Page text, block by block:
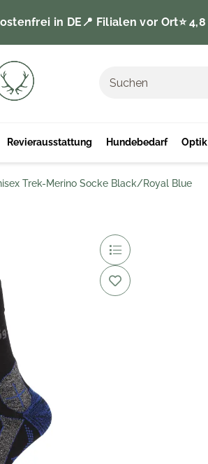
in DE 📍 Filialen vor Ort⭐️
Revierausstattung Hundebedarf Optik
Trek-Merino Socke Black/Royal Blue